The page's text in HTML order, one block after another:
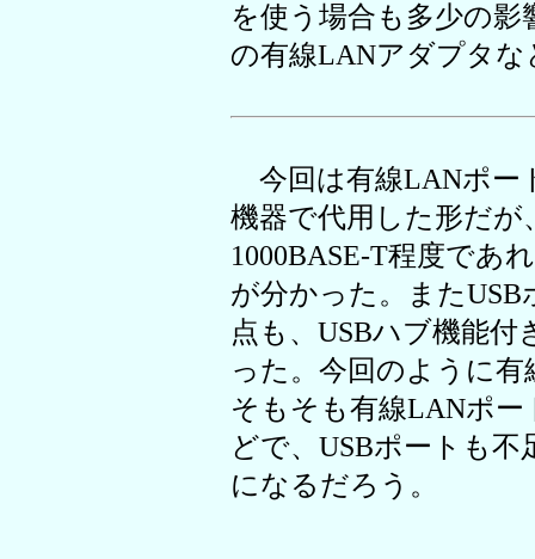
を使う場合も多少の影
の有線LANアダプタ
今回は有線LANポー
機器で代用した形だが
1000BASE-T程度であ
が分かった。また
点も、USBハブ機能
った。今回のように
そもそも有線LANポ
どで、USBポートも
になるだろう。